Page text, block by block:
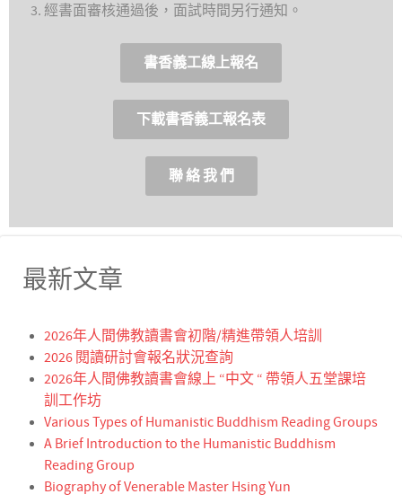
經書面審核通過後，面試時間另行通知。
書香義工線上報名
下載書香義工報名表
聯 絡 我 們
最新文章
2026年人間佛教讀書會初階/精進帶領人培訓
2026 閱讀研討會報名狀況查詢
2026年人間佛教讀書會線上 “中文 “ 帶領人五堂課培
訓工作坊
Various Types of Humanistic Buddhism Reading Groups
A Brief Introduction to the Humanistic Buddhism
Reading Group
Biography of Venerable Master Hsing Yun